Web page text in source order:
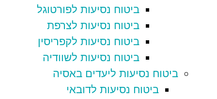
ביטוח נסיעות לפורטוגל
ביטוח נסיעות לצרפת
ביטוח נסיעות לקפריסין
ביטוח נסיעות לשוודיה
ביטוח נסיעות ליעדים באסיה
ביטוח נסיעות לדובאי